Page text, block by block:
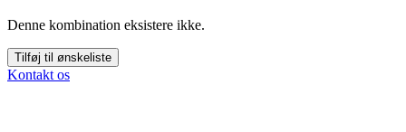
Denne kombination eksistere ikke.
Tilføj til ønskeliste
Kontakt os